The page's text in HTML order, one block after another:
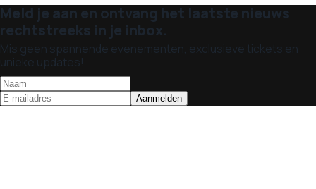
Meld je aan en ontvang het laatste nieuws
rechtstreeks in je inbox.
Mis geen spannende evenementen, exclusieve tickets en
unieke updates!